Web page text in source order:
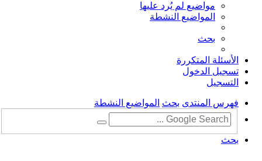
مواضيع لم يُرد عليها
المواضيع النشطة
بحث
الأسئلة المتكررة
تسجيل الدخول
التسجيل
فهرس المنتدى بحث المواضيع النشطة
بحث